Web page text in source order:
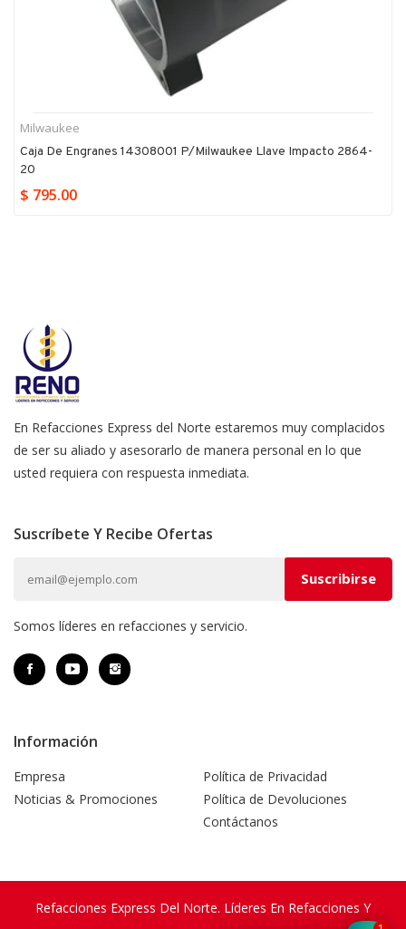
Milwaukee
Caja De Engranes 14308001 P/milwaukee Llave Impacto 2864-
20
$ 795.00
En Refacciones Express del Norte estaremos muy complacidos
de ser su aliado y asesorarlo de manera personal en lo que
usted requiera con respuesta inmediata.
Suscríbete Y Recibe Ofertas
Somos líderes en refacciones y servicio.
Información
Empresa
Noticias & Promociones
Política de Privacidad
Política de Devoluciones
Contáctanos
Refacciones Express Del Norte. Líderes En Refacciones Y